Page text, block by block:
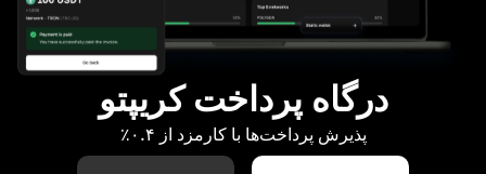
درگاه پرداخت کریپتو
پذیرش پرداخت‌ها با کارمزد از ۰.۴٪